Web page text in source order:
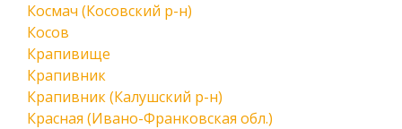
Космач (Косовский р-н)
Косов
Крапивище
Крапивник
Крапивник (Калушский р-н)
Красная (Ивано-Франковская обл.)